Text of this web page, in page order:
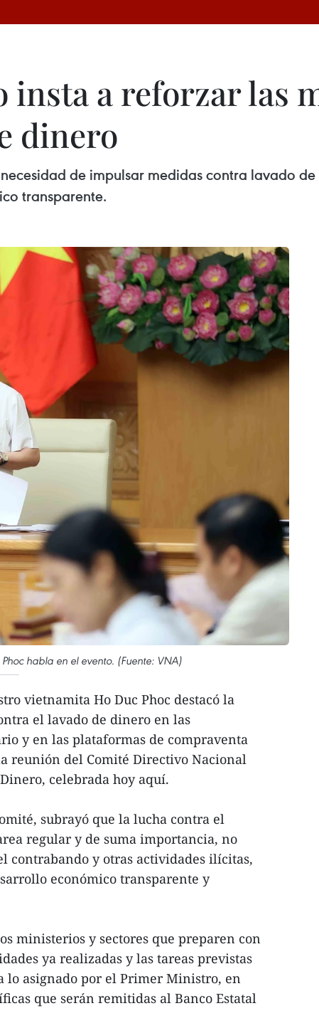
a reforzar las
dinero
de impulsar medidas contra lavado
transparente.
habla en el evento. (Fuente: VNA)
vietnamita Ho Duc Phoc destacó la
el lavado de dinero en las
y en las plataformas de compraventa
reunión del Comité Directivo Nacional
celebrada hoy aquí.
subrayó que la lucha contra el
regular y de suma importancia, no
contrabando y otras actividades ilícitas,
económico transparente y
ministerios y sectores que preparen con
ya realizadas y las tareas previstas
lo asignado por el Primer Ministro, en
que serán remitidas al Banco Estatal